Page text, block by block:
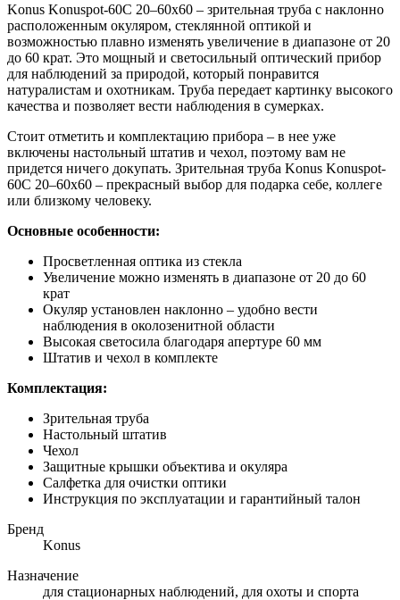
Konus Konuspot-60C 20–60x60 – зрительная труба с наклонно
расположенным окуляром, стеклянной оптикой и
возможностью плавно изменять увеличение в диапазоне от 20
до 60 крат. Это мощный и светосильный оптический прибор
для наблюдений за природой, который понравится
натуралистам и охотникам. Труба передает картинку высокого
качества и позволяет вести наблюдения в сумерках.
Стоит отметить и комплектацию прибора – в нее уже
включены настольный штатив и чехол, поэтому вам не
придется ничего докупать. Зрительная труба Konus Konuspot-
60C 20–60x60 – прекрасный выбор для подарка себе, коллеге
или близкому человеку.
Основные особенности:
Просветленная оптика из стекла
Увеличение можно изменять в диапазоне от 20 до 60
крат
Окуляр установлен наклонно – удобно вести
наблюдения в околозенитной области
Высокая светосила благодаря апертуре 60 мм
Штатив и чехол в комплекте
Комплектация:
Зрительная труба
Настольный штатив
Чехол
Защитные крышки объектива и окуляра
Салфетка для очистки оптики
Инструкция по эксплуатации и гарантийный талон
Бренд
Konus
Назначение
для стационарных наблюдений, для охоты и спорта